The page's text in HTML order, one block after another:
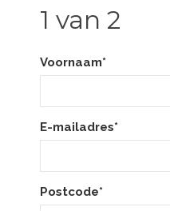
1 van 2
Voornaam*
E-mailadres*
Postcode*